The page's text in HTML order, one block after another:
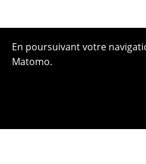
En poursuivant votre
Matomo.